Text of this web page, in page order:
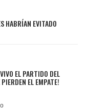
HABRÍAN EVITADO
EL PARTIDO DEL
EL EMPATE!